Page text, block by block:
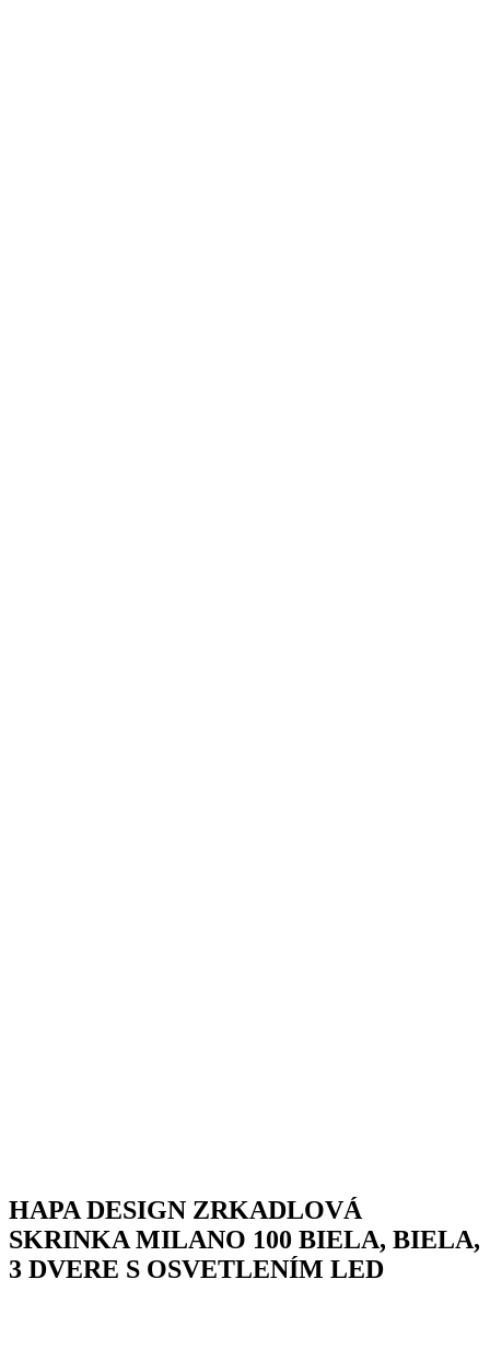
HAPA DESIGN ZRKADLOVÁ
SKRINKA MILANO 100 BIELA, BIELA,
3 DVERE S OSVETLENÍM LED